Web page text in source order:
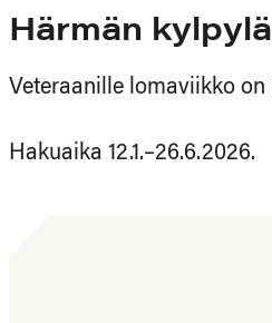
Härmän
Veteraanille lomaviikko
Hakuaika 12.1.–26.6.2026.